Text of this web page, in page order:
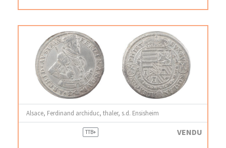
Alsace, Ferdinand archiduc, thaler, s.d. Ensisheim
TTB+ VENDU